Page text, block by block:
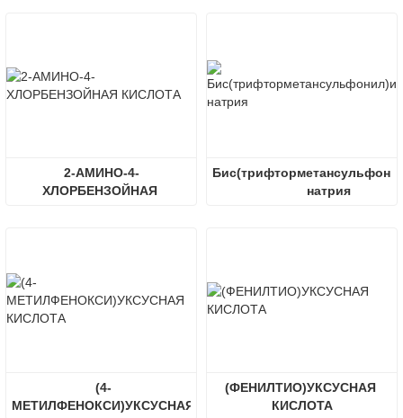
2-АМИНО-4-
ХЛОРБЕНЗОЙНАЯ
натрия
(4-
МЕТИЛФЕНОКСИ)УКСУСНАЯ
(ФЕНИЛТИО)УКСУСНАЯ
КИСЛОТА